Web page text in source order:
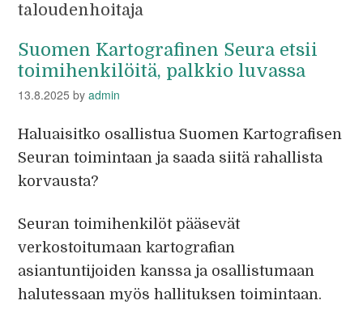
taloudenhoitaja
Suomen Kartografinen Seura etsii
toimihenkilöitä, palkkio luvassa
13.8.2025 byadmin
Haluaisitko osallistua Suomen Kartografisen
Seuran toimintaan ja saada siitä rahallista
korvausta?
Seuran toimihenkilöt pääsevät
verkostoitumaan kartografian
asiantuntijoiden kanssa ja osallistumaan
halutessaan myös hallituksen toimintaan.